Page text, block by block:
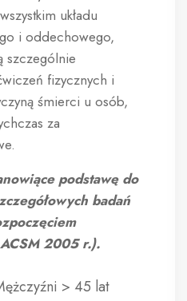
układu
i oddechowego,
szczególnie
fizycznych i
śmierci u osób,
za
podstawę do
badań
2005 r.).
> 45 lat